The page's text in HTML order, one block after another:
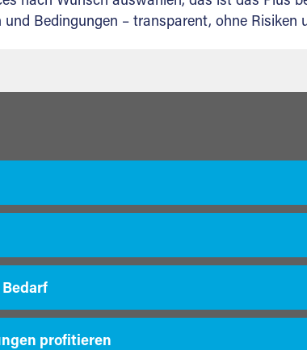
und Bedingungen – transparent, ohne Risiken
Bedarf
profitieren